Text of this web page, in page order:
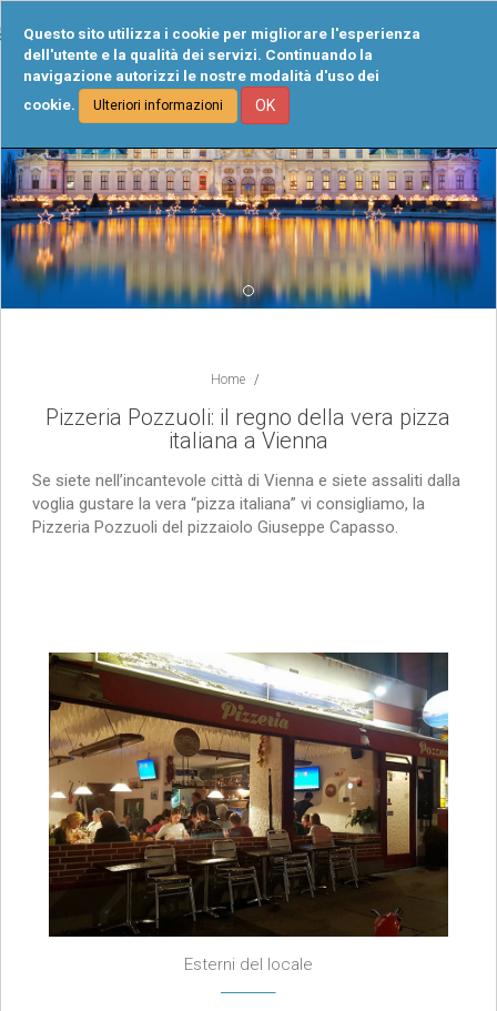
Questo sito utilizza i cookie per migliorare l'esperienza
dell'utente e la qualità dei servizi. Continuando la
navigazione autorizzi le nostre modalità d'uso dei
cookie.
Ulteriori informazioni OK
Home
Pizzeria Pozzuoli: il regno della vera pizza
italiana a Vienna
Se siete nell’incantevole città di Vienna e siete assaliti dalla
voglia gustare la vera “pizza italiana” vi consigliamo, la
Pizzeria Pozzuoli del pizzaiolo Giuseppe Capasso.
Esterni del locale